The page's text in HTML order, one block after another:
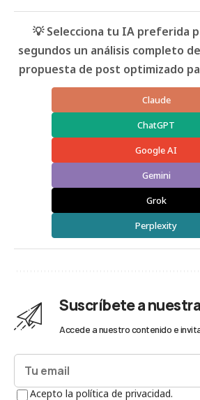
💡 Selecciona tu IA preferida
segundos un análisis completo
propuesta de post optimizado
Claude
ChatGPT
Google AI
Gemini
Grok
Perplexity
Suscríbete a
Accede a nuestro contenido e
Acepto la política de privacidad.